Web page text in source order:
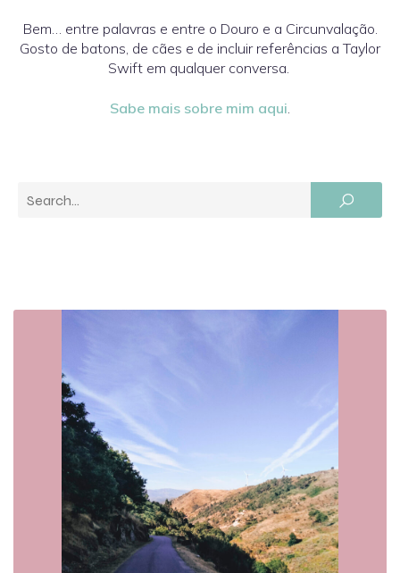
Bem… entre palavras e entre o Douro e a Circunvalação.
Gosto de batons, de cães e de incluir referências a Taylor
Swift em qualquer conversa.
Sabe mais sobre mim aqui.